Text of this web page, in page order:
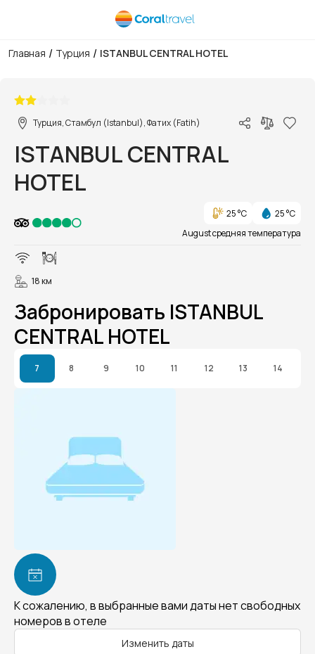
Главная / Турция / ISTANBUL CENTRAL HOTEL
Турция, Стамбул (Istanbul), Фатих (Fatih)
ISTANBUL CENTRAL
HOTEL
25 °C
25 °C
August средняя температура
18 км
Забронировать ISTANBUL
CENTRAL HOTEL
7 8 9 10 11 12 13 14
К сожалению, в выбранные вами даты нет свободных
номеров в отеле
Изменить даты